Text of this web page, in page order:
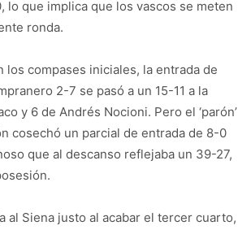
que implica que los vascos se meten
ronda.
compases iniciales, la entrada de
2-7 se pasó a un 15-11 a la
y 6 de Andrés Nocioni. Pero el ‘parón’
cosechó un parcial de entrada de 8-0
que al descanso reflejaba un 39-27,
al Siena justo al acabar el tercer cuarto,